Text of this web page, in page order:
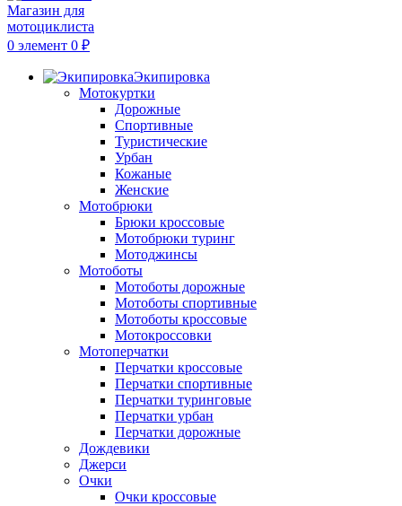
0 элемент 0 ₽
Экипировка
Мотокуртки
Дорожные
Спортивные
Туристические
Урбан
Кожаные
Женские
Мотобрюки
Брюки кроссовые
Мотобрюки туринг
Мотоджинсы
Мотоботы
Мотоботы дорожные
Мотоботы спортивные
Мотоботы кроссовые
Мотокроссовки
Мотоперчатки
Перчатки кроссовые
Перчатки спортивные
Перчатки туринговые
Перчатки урбан
Перчатки дорожные
Дождевики
Джерси
Очки
Очки кроссовые